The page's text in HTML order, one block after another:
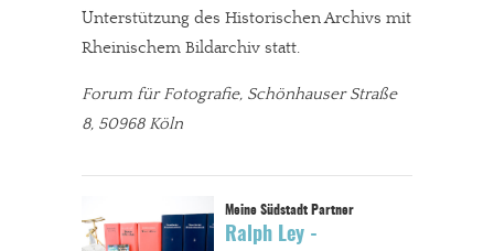
Unterstützung des Historischen Archivs mit
Rheinischem Bildarchiv statt.
Forum für Fotografie, Schönhauser Straße
8, 50968 Köln
Ralph Ley -